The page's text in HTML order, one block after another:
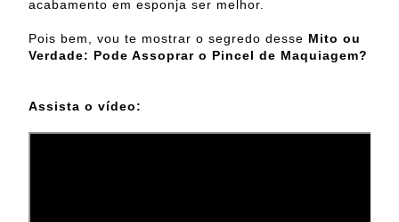
acabamento em esponja ser melhor.
Pois bem, vou te mostrar o segredo desse Mito ou
Verdade: Pode Assoprar o Pincel de Maquiagem?
Assista o vídeo: